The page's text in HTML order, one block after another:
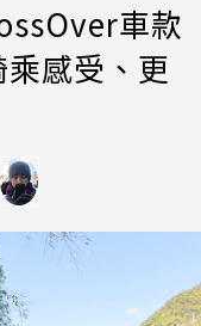
車款
感受、更